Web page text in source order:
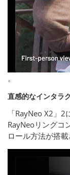
。
直感的なインタラ
「RayNeo X2」
RayNeoリングコ
ロール方法が搭載